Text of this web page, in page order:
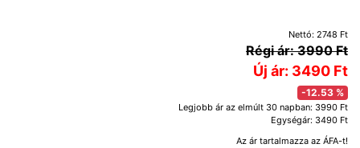
Nettó: 2748 Ft
Régi ár: 3990 Ft
Új ár: 3490 Ft
-12.53 %
Legjobb ár az elmúlt 30 napban: 3990 Ft
Egységár: 3490 Ft
Az ár tartalmazza az ÁFA-t!